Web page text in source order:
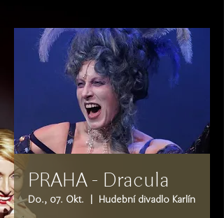
PRAHA - Dracula
Do., 07. Okt. Hudební divadlo Karlín